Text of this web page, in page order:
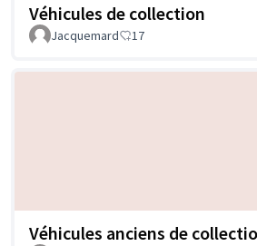
Véhicules de collection
Jacquemard 17
Véhicules anciens de